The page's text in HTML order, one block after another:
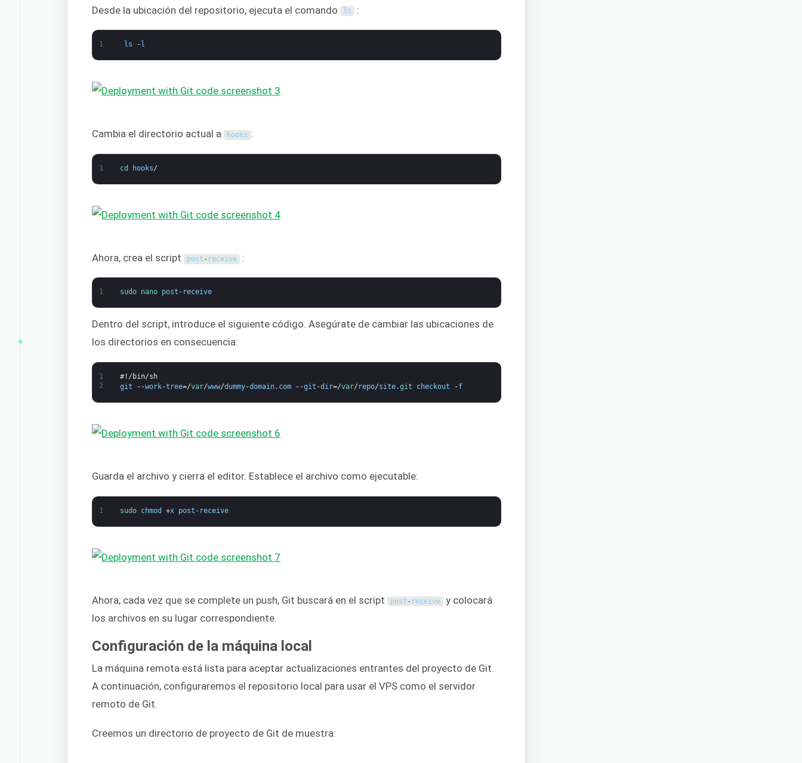
Desde la ubicación del repositorio, ejecuta el comando ls :
1 ls - l
Cambia el directorio actual a hooks :
1 cd hooks/
Ahora, crea el script post - receive :
1 sudo nano post - receive
Dentro del script, introduce el siguiente código. Asegúrate de cambiar las ubicaciones de
los directorios en consecuencia:
1
2
#!/bin/sh
git
--work-tree=/var/www/dummy-domain. com --git -dir=/var/ repo/site.git checkout -f
Guarda el archivo y cierra el editor. Establece el archivo como ejecutable:
1 sudo chmod +x post - receive
Ahora, cada vez que se complete un push, Git buscará en el script post - receive y colocará
los archivos en su lugar correspondiente.
Configuración de la máquina local
La máquina remota está lista para aceptar actualizaciones entrantes del proyecto de Git.
A continuación, configuraremos el repositorio local para usar el VPS como el servidor
remoto de Git.
Creemos un directorio de proyecto de Git de muestra: